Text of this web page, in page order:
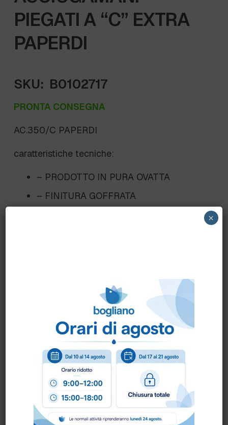
PIEGATI A “C” EXTRA
PAPERDI
SKU: B0102717
PRONTA CONSEGNA
AC.350/C PAPERDI
caratteristiche tecniche:
– PRODOTTO IN PURA OVATTA
– FINITURA GOFFRATA
– CONF. 24 CF. DA 150 PZ.
– BANCALE 40
prodotto made in Italy
Scheda Tecnica
Come ordinare?
×